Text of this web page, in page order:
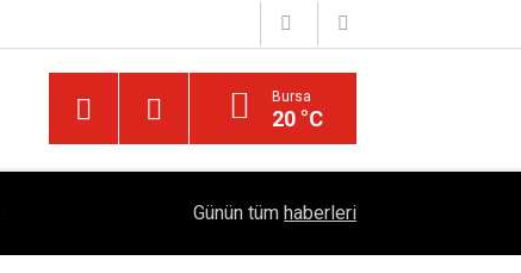
Bursa
20 °C
Öngörüyor?
Günün tüm haberleri